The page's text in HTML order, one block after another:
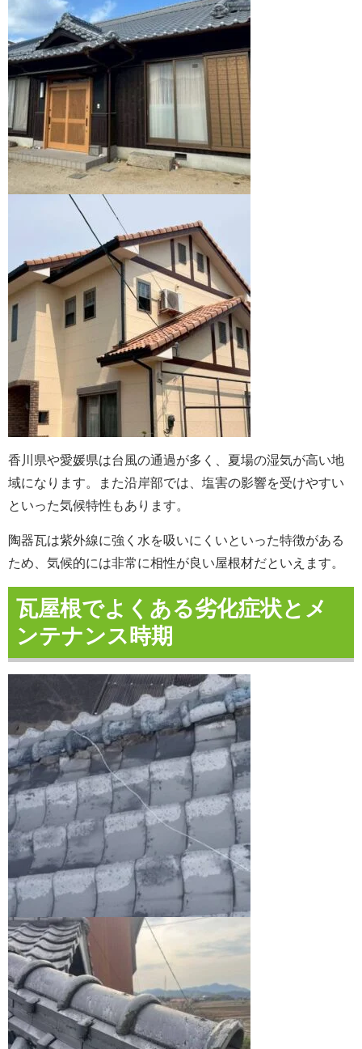
香川県や愛媛県は台風の通過が多く、夏場の湿気が高い地
域になります。また沿岸部では、塩害の影響を受けやすい
といった気候特性もあります。
陶器瓦は紫外線に強く水を吸いにくいといった特徴がある
ため、気候的には非常に相性が良い屋根材だといえます。
瓦屋根でよくある劣化症状とメ
ンテナンス時期